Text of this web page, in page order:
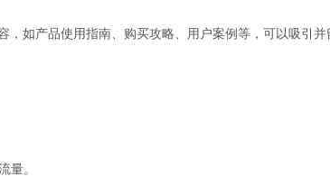
如产品使用指南、购买攻略、用户案例等，可以吸引并
量。